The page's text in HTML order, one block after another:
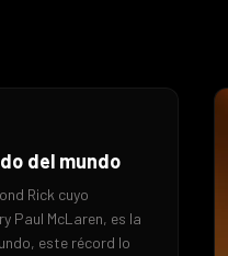
del mundo
Rick cuyo
Paul McLaren, es la
este récord lo